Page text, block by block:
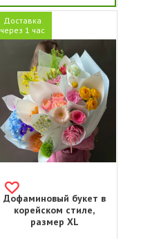
Доставка
через 1 час
Дофаминовый букет в
корейском стиле,
размер XL